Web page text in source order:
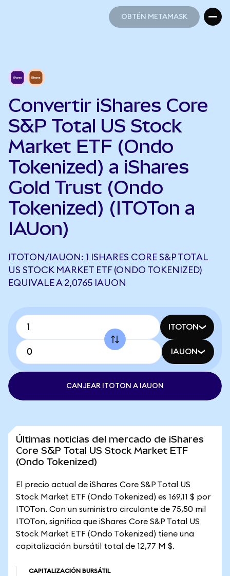
OBTÉN METAMASK
Convertir iShares Core
S&P Total US Stock
Market ETF (Ondo
Tokenized) a iShares
Gold Trust (Ondo
Tokenized) (ITOTon a
IAUon)
ITOTON/IAUON: 1 ISHARES CORE S&P TOTAL
US STOCK MARKET ETF (ONDO TOKENIZED)
EQUIVALE A 2,0765 IAUON
ITOTON
IAUON
CANJEAR ITOTON A IAUON
Últimas noticias del mercado de iShares
Core S&P Total US Stock Market ETF
(Ondo Tokenized)
El precio actual de iShares Core S&P Total US
Stock Market ETF (Ondo Tokenized) es 169,11 $ por
ITOTon. Con un suministro circulante de 75,50 mil
ITOTon, significa que iShares Core S&P Total US
Stock Market ETF (Ondo Tokenized) tiene una
capitalización bursátil total de 12,77 M $.
CAPITALIZACIÓN BURSÁTIL